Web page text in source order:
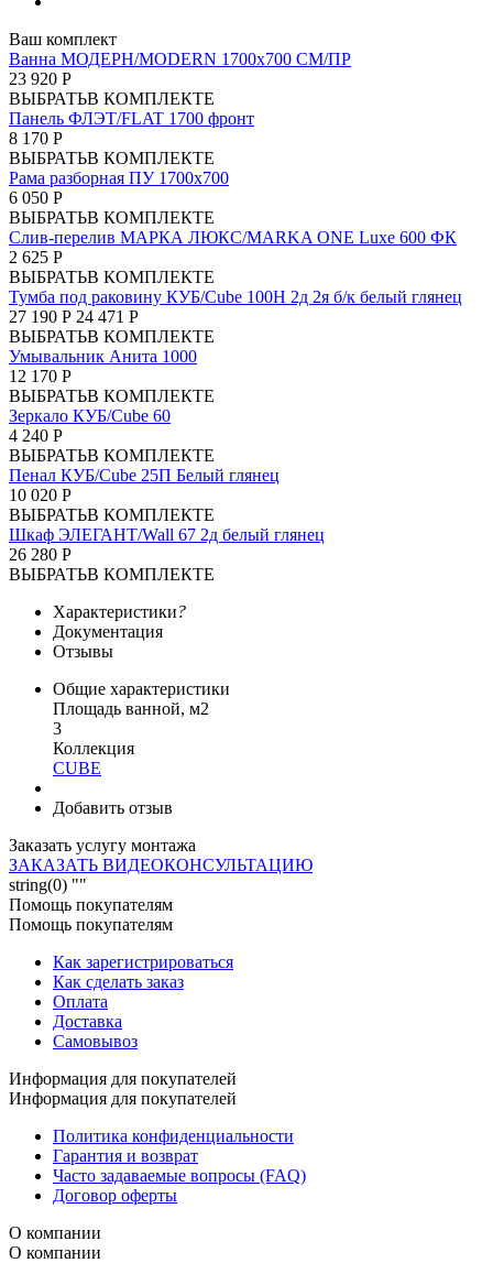
Ваш комплект
Ванна МОДЕРН/MODERN 1700х700 СМ/ПР
23 920 Р
ВЫБРАТЬВ КОМПЛЕКТЕ
Панель ФЛЭТ/FLAT 1700 фронт
8 170 Р
ВЫБРАТЬВ КОМПЛЕКТЕ
Рама разборная ПУ 1700х700
6 050 Р
ВЫБРАТЬВ КОМПЛЕКТЕ
Слив-перелив МАРКА ЛЮКС/MARKA ONE Luxe 600 ФК
2 625 Р
ВЫБРАТЬВ КОМПЛЕКТЕ
Тумба под раковину КУБ/Cube 100Н 2д 2я б/к белый глянец
27 190 Р 24 471 Р
ВЫБРАТЬВ КОМПЛЕКТЕ
Умывальник Анита 1000
12 170 Р
ВЫБРАТЬВ КОМПЛЕКТЕ
Зеркало КУБ/Cube 60
4 240 Р
ВЫБРАТЬВ КОМПЛЕКТЕ
Пенал КУБ/Cube 25П Белый глянец
10 020 Р
ВЫБРАТЬВ КОМПЛЕКТЕ
Шкаф ЭЛЕГАНТ/Wall 67 2д белый глянец
26 280 Р
ВЫБРАТЬВ КОМПЛЕКТЕ
Характеристики?
Документация
Отзывы
Общие характеристики
Площадь ванной, м2
3
Коллекция
CUBE
Добавить отзыв
Заказать услугу монтажа
ЗАКАЗАТЬ ВИДЕОКОНСУЛЬТАЦИЮ
string(0) ""
Помощь покупателям
Помощь покупателям
Как зарегистрироваться
Как сделать заказ
Оплата
Доставка
Самовывоз
Информация для покупателей
Информация для покупателей
Политика конфиденциальности
Гарантия и возврат
Часто задаваемые вопросы (FAQ)
Договор оферты
О компании
О компании